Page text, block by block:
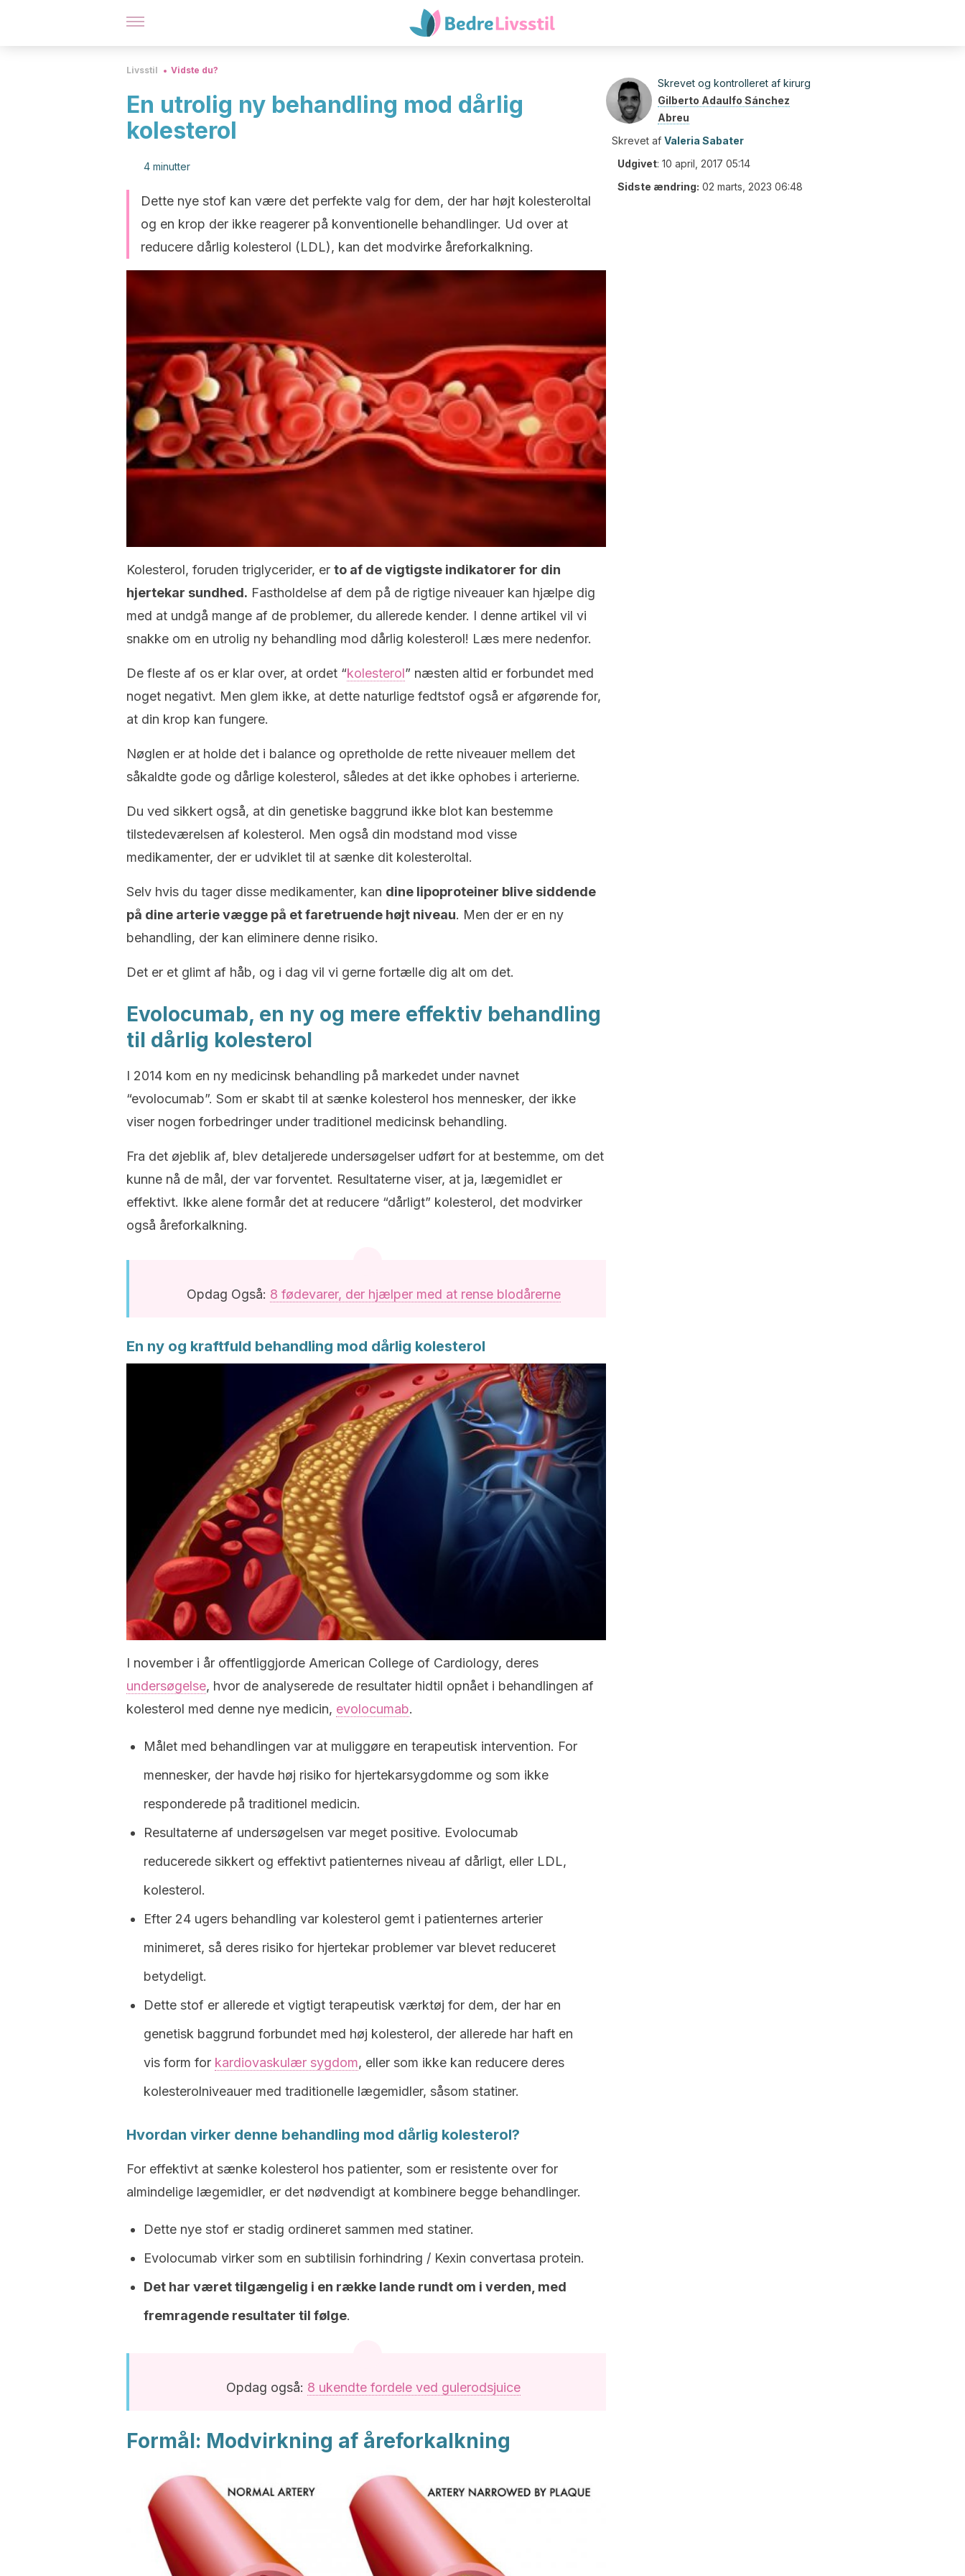
Livsstil Vidste du?
En utrolig ny behandling mod dårlig
kolesterol
4 minutter
Dette nye stof kan være det perfekte valg for dem, der har højt kolesteroltal
og en krop der ikke reagerer på konventionelle behandlinger. Ud over at
reducere dårlig kolesterol (LDL), kan det modvirke åreforkalkning.
Kolesterol, foruden triglycerider, er to af de vigtigste indikatorer for din
hjertekar sundhed. Fastholdelse af dem på de rigtige niveauer kan hjælpe dig
med at undgå mange af de problemer, du allerede kender. I denne artikel vil vi
snakke om en utrolig ny behandling mod dårlig kolesterol! Læs mere nedenfor.
De fleste af os er klar over, at ordet “kolesterol” næsten altid er forbundet med
noget negativt. Men glem ikke, at dette naturlige fedtstof også er afgørende for,
at din krop kan fungere.
Nøglen er at holde det i balance og opretholde de rette niveauer mellem det
såkaldte gode og dårlige kolesterol, således at det ikke ophobes i arterierne.
Du ved sikkert også, at din genetiske baggrund ikke blot kan bestemme
tilstedeværelsen af ​​kolesterol. Men også din modstand mod visse
medikamenter, der er udviklet til at sænke dit kolesteroltal.
Selv hvis du tager disse medikamenter, kan dine lipoproteiner blive siddende
på dine arterie vægge på et faretruende højt niveau. Men der er en ny
behandling, der kan eliminere denne risiko.
Det er et glimt af håb, og i dag vil vi gerne fortælle dig alt om det.
Evolocumab, en ny og mere effektiv behandling
til dårlig kolesterol
I 2014 kom en ny medicinsk behandling på markedet under navnet
“evolocumab”. Som er skabt til at sænke kolesterol hos mennesker, der ikke
viser nogen forbedringer under traditionel medicinsk behandling.
Fra det øjeblik af, blev detaljerede undersøgelser udført for at bestemme, om det
kunne nå de mål, der var forventet. Resultaterne viser, at ja, lægemidlet er
effektivt. Ikke alene formår det at reducere “dårligt” kolesterol, det modvirker
også åreforkalkning.
Opdag Også: 8 fødevarer, der hjælper med at rense blodårerne
En ny og kraftfuld behandling mod dårlig kolesterol
I november i år offentliggjorde American College of Cardiology, deres
undersøgelse, hvor de analyserede de resultater hidtil opnået i behandlingen af ​​
kolesterol med denne nye medicin, evolocumab.
Målet med behandlingen var at muliggøre en terapeutisk intervention. For
mennesker, der havde høj risiko for hjertekarsygdomme og som ikke
responderede på traditionel medicin.
Resultaterne af undersøgelsen var meget positive. Evolocumab
reducerede sikkert og effektivt patienternes niveau af dårligt, eller LDL,
kolesterol.
Efter 24 ugers behandling var kolesterol gemt i patienternes arterier
minimeret, så deres risiko for hjertekar problemer var blevet reduceret
betydeligt.
Dette stof er allerede et vigtigt terapeutisk værktøj for dem, der har en
genetisk baggrund forbundet med høj kolesterol, der allerede har haft en
vis form for kardiovaskulær sygdom, eller som ikke kan reducere deres
kolesterolniveauer med traditionelle lægemidler, såsom statiner.
Hvordan virker denne behandling mod dårlig kolesterol?
For effektivt at sænke kolesterol hos patienter, som er resistente over for
almindelige lægemidler, er det nødvendigt at kombinere begge behandlinger.
Dette nye stof er stadig ordineret sammen med statiner.
Evolocumab virker som en subtilisin forhindring / Kexin convertasa protein.
Det har været tilgængelig i en række lande rundt om i verden, med
fremragende resultater til følge.
Opdag også: 8 ukendte fordele ved gulerodsjuice
Formål: Modvirkning af åreforkalkning
Skrevet og kontrolleret af kirurg
Gilberto Adaulfo Sánchez
Abreu
Skrevet af Valeria Sabater
Udgivet: 10 april, 2017 05:14
Sidste ændring: 02 marts, 2023 06:48